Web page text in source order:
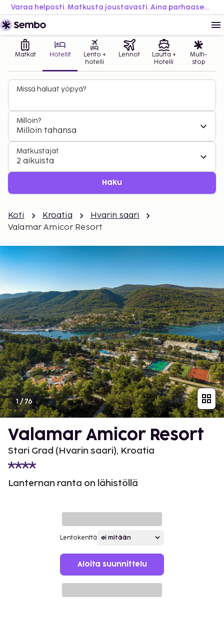
Varaa helposti. Matkusta joustavasti. Aina parhaaseen hintaan.
Matkat Hotellit
Lento +
hotelli
Lennot
Lautta +
Hotelli
Multi-
stop
Missä haluat yöpyä?
Milloin?
Milloin tahansa
Matkustajat
2 aikuista
Haku
Koti Kroatia
Hvarin saari
Valamar Amicor Resort
1/76
Valamar Amicor Resort
Stari Grad (Hvarin saari), Kroatia
Lanternan ranta on lähistöllä
Lentokenttä
Aloita suunnittelu